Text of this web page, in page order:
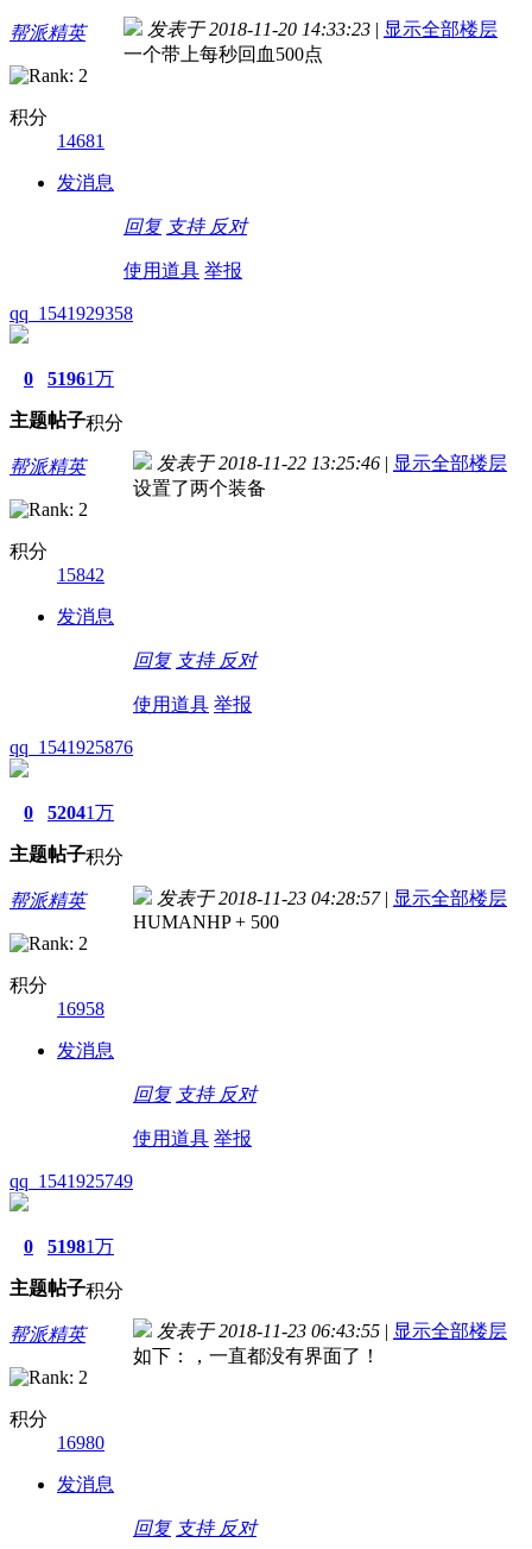
帮派精英
积分
14681
发消息
发表于 2018-11-20 14:33:23 | 显示全部楼层
一个带上每秒回血500点
回复 支持 反对
使用道具 举报
qq_1541929358
0
主题
5196
帖子
1万
积分
帮派精英
积分
15842
发消息
发表于 2018-11-22 13:25:46 | 显示全部楼层
设置了两个装备
回复 支持 反对
使用道具 举报
qq_1541925876
0
主题
5204
帖子
1万
积分
帮派精英
积分
16958
发消息
发表于 2018-11-23 04:28:57 | 显示全部楼层
HUMANHP + 500
回复 支持 反对
使用道具 举报
qq_1541925749
0
主题
5198
帖子
1万
积分
帮派精英
积分
16980
发消息
发表于 2018-11-23 06:43:55 | 显示全部楼层
如下：，一直都没有界面了！
回复 支持 反对